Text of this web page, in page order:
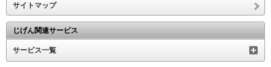
サイトマップ
じげん関連サービス
サービス一覧